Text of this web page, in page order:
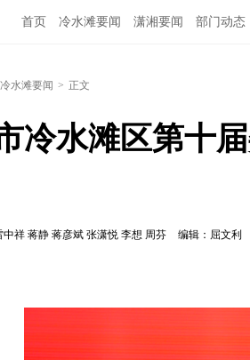
首页 冷水滩要闻 潇湘要闻 部门动态
冷水滩要闻 > 正文
冷水滩区第十
中祥 蒋静 蒋彦斌 张潇悦 李想 周芬 编辑：屈文利